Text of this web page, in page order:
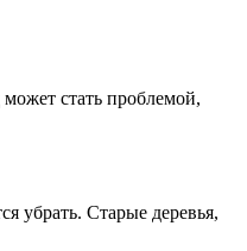
стать проблемой,
убрать. Старые деревья,